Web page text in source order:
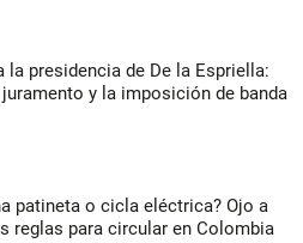
la presidencia de De la Espriella:
y la imposición de banda
patineta o cicla eléctrica? Ojo a
reglas para circular en Colombia